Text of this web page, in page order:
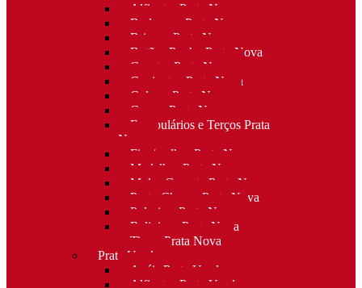
Alfinetes Prata Nova
Berloques Prata Nova
Brincos Prata Nova
Botões Punho Prata Nova
Canetas Prata Nova
Conjuntos Prata Nova
Colares Prata Nova
Cruzes Prata Nova
Escapulários e Terços Prata
Nova
Fios/malhas Prata Nova
Medalhas Prata Nova
Molas Gravata Prata Nova
Porta-Chaves Prata Nova
Pulseiras Prata Nova
Religioso Prata Nova
Tiaras Prata Nova
Prata Usada
Anéis Prata Usada
Alfinetes Prata Usada